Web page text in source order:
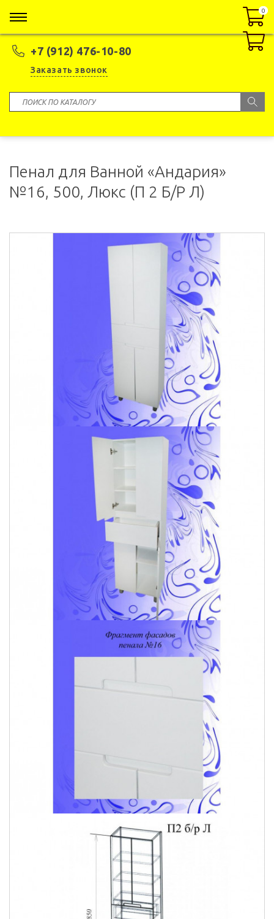
+7 (912) 476-10-80
Заказать звонок
0
0
Пенал для Ванной «Андария»
№16, 500, Люкс (П 2 Б/Р Л)